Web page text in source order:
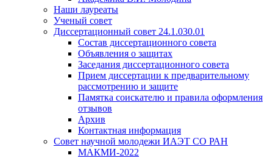
Наши лауреаты
Ученый совет
Диссертационный совет 24.1.030.01
Состав диссертационного совета
Объявления о защитах
Заседания диссертационного совета
Прием диссертации к предварительному
рассмотрению и защите
Памятка соискателю и правила оформления
отзывов
Архив
Контактная информация
Совет научной молодежи ИАЭТ СО РАН
МАКМИ-2022